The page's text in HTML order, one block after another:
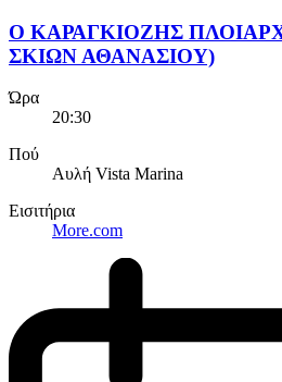
Ο ΚΑΡΑΓΚΙΟΖΗΣ
ΣΚΙΩΝ ΑΘΑΝΑΣΙΟΥ)
Ώρα
20:30
Πού
Αυλή Vista Marina
Εισιτήρια
More.com